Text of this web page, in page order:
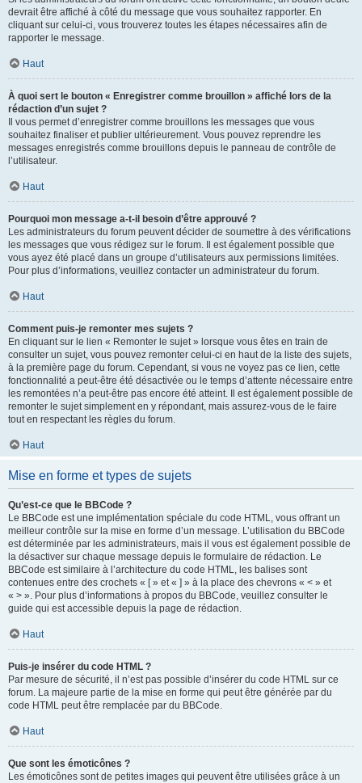
devrait être affiché à côté du message que vous souhaitez rapporter. En
cliquant sur celui-ci, vous trouverez toutes les étapes nécessaires afin de
rapporter le message.
Haut
À quoi sert le bouton « Enregistrer comme brouillon » affiché lors de la
rédaction d’un sujet ?
Il vous permet d’enregistrer comme brouillons les messages que vous
souhaitez finaliser et publier ultérieurement. Vous pouvez reprendre les
messages enregistrés comme brouillons depuis le panneau de contrôle de
l’utilisateur.
Haut
Pourquoi mon message a-t-il besoin d’être approuvé ?
Les administrateurs du forum peuvent décider de soumettre à des vérifications
les messages que vous rédigez sur le forum. Il est également possible que
vous ayez été placé dans un groupe d’utilisateurs aux permissions limitées.
Pour plus d’informations, veuillez contacter un administrateur du forum.
Haut
Comment puis-je remonter mes sujets ?
En cliquant sur le lien « Remonter le sujet » lorsque vous êtes en train de
consulter un sujet, vous pouvez remonter celui-ci en haut de la liste des sujets,
à la première page du forum. Cependant, si vous ne voyez pas ce lien, cette
fonctionnalité a peut-être été désactivée ou le temps d’attente nécessaire entre
les remontées n’a peut-être pas encore été atteint. Il est également possible de
remonter le sujet simplement en y répondant, mais assurez-vous de le faire
tout en respectant les règles du forum.
Haut
Mise en forme et types de sujets
Qu’est-ce que le BBCode ?
Le BBCode est une implémentation spéciale du code HTML, vous offrant un
meilleur contrôle sur la mise en forme d’un message. L’utilisation du BBCode
est déterminée par les administrateurs, mais il vous est également possible de
la désactiver sur chaque message depuis le formulaire de rédaction. Le
BBCode est similaire à l’architecture du code HTML, les balises sont
contenues entre des crochets « [ » et « ] » à la place des chevrons « < » et
« > ». Pour plus d’informations à propos du BBCode, veuillez consulter le
guide qui est accessible depuis la page de rédaction.
Haut
Puis-je insérer du code HTML ?
Par mesure de sécurité, il n’est pas possible d’insérer du code HTML sur ce
forum. La majeure partie de la mise en forme qui peut être générée par du
code HTML peut être remplacée par du BBCode.
Haut
Que sont les émoticônes ?
Les émoticônes sont de petites images qui peuvent être utilisées grâce à un